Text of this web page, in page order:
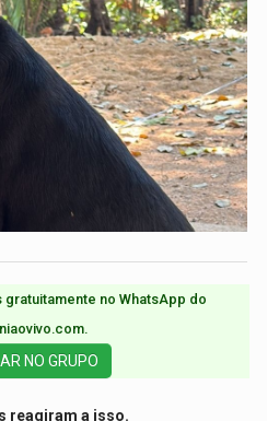
no WhatsApp do
NO GRUPO
reagiram a isso.